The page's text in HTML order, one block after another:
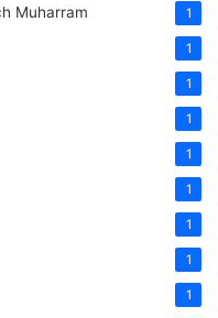
Muharram 1
1
1
1
1
1
1
1
1